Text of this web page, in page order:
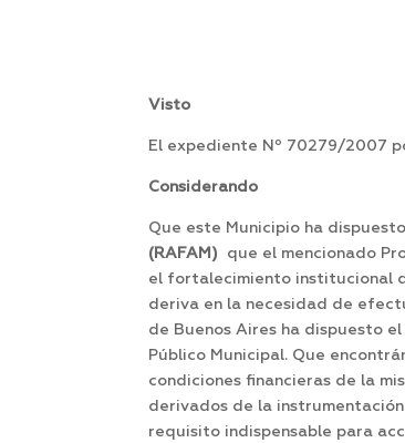
Visto
El expediente Nº 70279/2007
Considerando
Que este Municipio ha
(RAFAM)
que el mencionado
el fortalecimiento institucional
deriva en la necesidad de
de Buenos Aires ha dispuesto
Público Municipal. Que
condiciones financieras de la
derivados de la
requisito indispensable para